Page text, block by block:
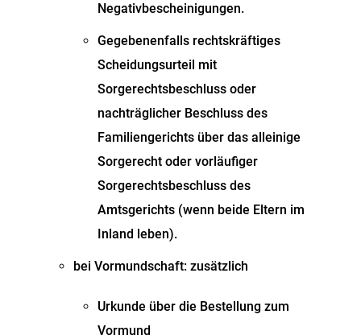
Negativbescheinigungen.
Gegebenenfalls rechtskräftiges
Scheidungsurteil mit
Sorgerechtsbeschluss oder
nachträglicher Beschluss des
Familiengerichts über das alleinige
Sorgerecht oder vorläufiger
Sorgerechtsbeschluss des
Amtsgerichts (wenn beide Eltern im
Inland leben).
bei Vormundschaft: zusätzlich
Urkunde über die Bestellung zum
Vormund